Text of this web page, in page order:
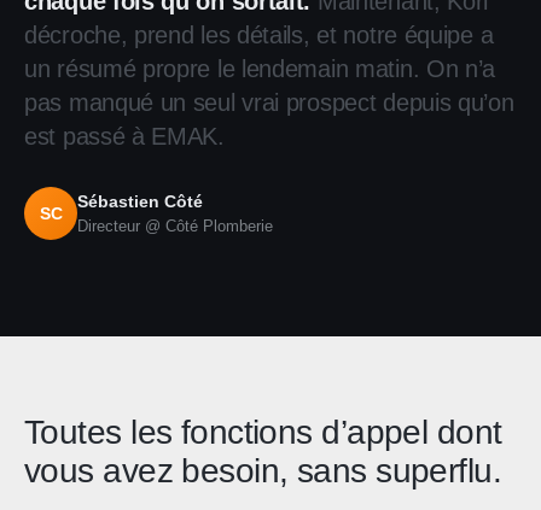
décroche, prend les détails, et notre équipe a
un résumé propre le lendemain matin. On n’a
pas manqué un seul vrai prospect depuis qu’on
est passé à EMAK.
SC
Sébastien Côté
Directeur @ Côté Plomberie
Toutes les fonctions d’appel dont
vous avez besoin, sans superflu.